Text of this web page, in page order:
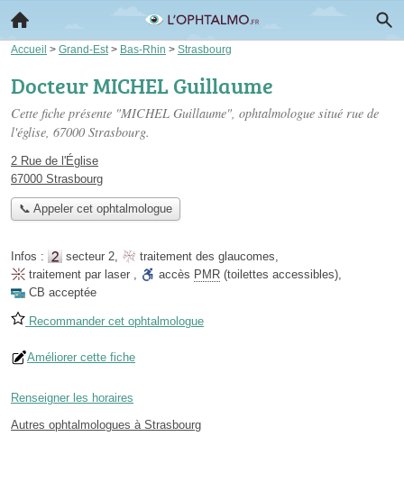
Accueil > Grand-Est > Bas-Rhin > Strasbourg
Docteur MICHEL Guillaume
Cette fiche présente "MICHEL Guillaume", ophtalmologue situé rue de
l'église, 67000 Strasbourg.
2 Rue de l'Église
67000 Strasbourg
📞 Appeler cet ophtalmologue
Infos : secteur 2, traitement des glaucomes,
traitement par laser , accès PMR (toilettes accessibles),
CB acceptée
Recommander cet ophtalmologue
Améliorer cette fiche
Renseigner les horaires
Autres ophtalmologues à Strasbourg